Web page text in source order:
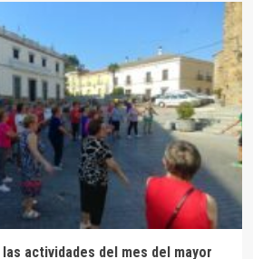
actividades del mes del mayor